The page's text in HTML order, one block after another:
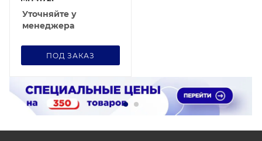
Уточняйте у
менеджера
ПОД ЗАКАЗ